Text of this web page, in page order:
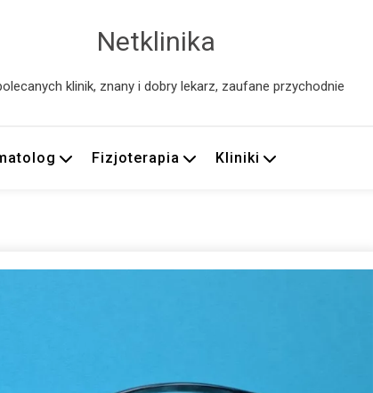
Netklinika
klinik, znany i dobry lekarz, zaufane przychodnie
Fizjoterapia Kliniki